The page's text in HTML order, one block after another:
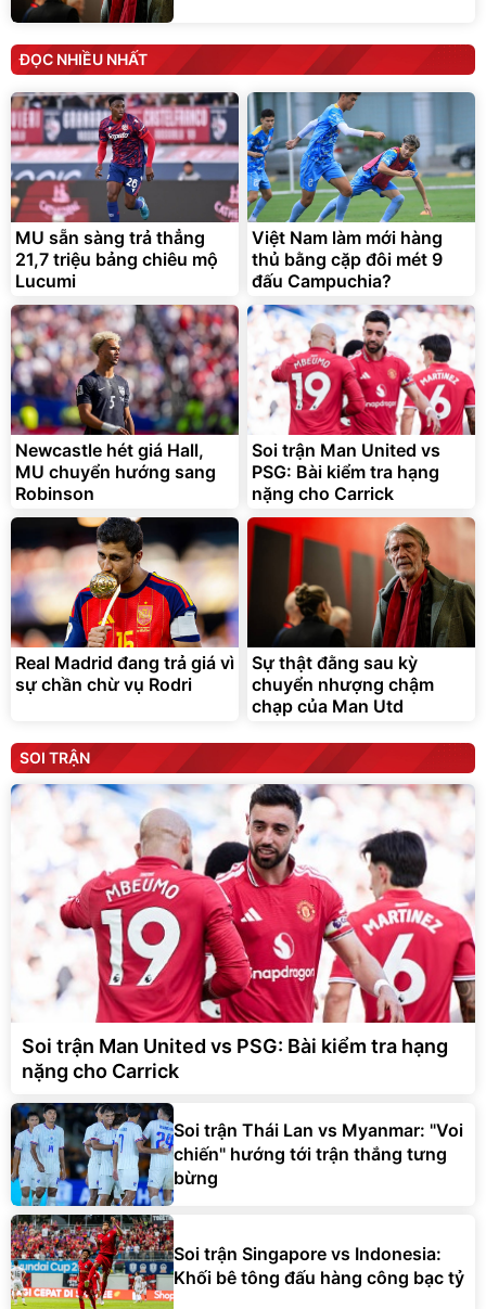
ĐỌC NHIỀU NHẤT
MU sẵn sàng trả thẳng
21,7 triệu bảng chiêu mộ
Lucumi
Việt Nam làm mới hàng
thủ bằng cặp đôi mét 9
đấu Campuchia?
Newcastle hét giá Hall,
MU chuyển hướng sang
Robinson
Soi trận Man United vs
PSG: Bài kiểm tra hạng
nặng cho Carrick
Real Madrid đang trả giá vì
sự chần chừ vụ Rodri
Sự thật đằng sau kỳ
chuyển nhượng chậm
chạp của Man Utd
SOI TRẬN
Soi trận Man United vs PSG: Bài kiểm tra hạng
nặng cho Carrick
Soi trận Thái Lan vs Myanmar: "Voi
chiến" hướng tới trận thắng tưng
bừng
Soi trận Singapore vs Indonesia:
Khối bê tông đấu hàng công bạc tỷ